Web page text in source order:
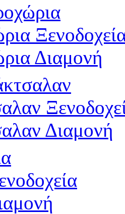
Διαμονή
Διαμονή